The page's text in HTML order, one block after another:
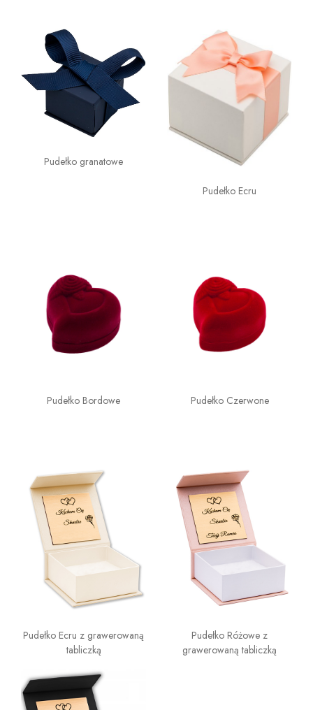
Pudełko granatowe
Pudełko Ecru
Pudełko Bordowe Pudełko Czerwone
Pudełko Ecru z grawerowaną
tabliczką
Pudełko Różowe z
grawerowaną tabliczką